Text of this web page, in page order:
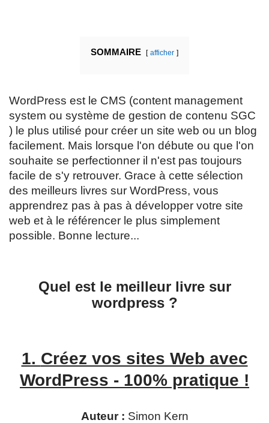
SOMMAIRE afficher
WordPress est le CMS (content management
system ou système de gestion de contenu SGC
) le plus utilisé pour créer un site web ou un blog
facilement. Mais lorsque l'on débute ou que l'on
souhaite se perfectionner il n'est pas toujours
facile de s'y retrouver. Grace à cette sélection
des meilleurs livres sur WordPress, vous
apprendrez pas à pas à développer votre site
web et à le référencer le plus simplement
possible. Bonne lecture...
Quel est le meilleur livre sur
wordpress?
1. Créez vos sites Web avec
WordPress - 100% pratique !
Auteur : Simon Kern